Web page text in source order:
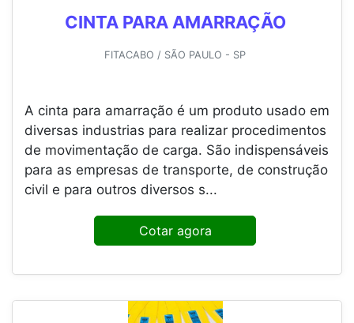
CINTA PARA AMARRAÇÃO
FITACABO / SÃO PAULO - SP
A cinta para amarração é um produto usado em
diversas industrias para realizar procedimentos
de movimentação de carga. São indispensáveis
para as empresas de transporte, de construção
civil e para outros diversos s...
Cotar agora